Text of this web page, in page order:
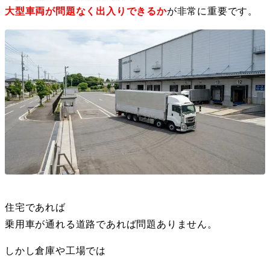
大型車両が問題なく出入りできるかが非常に重要です。
住宅であれば
乗用車が通れる道路であれば問題ありません。
しかし倉庫や工場では